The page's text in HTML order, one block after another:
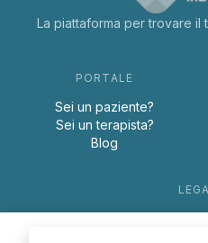
La piattaforma per trovare il
PORTALE
Sei un paziente?
Sei un terapista?
Blog